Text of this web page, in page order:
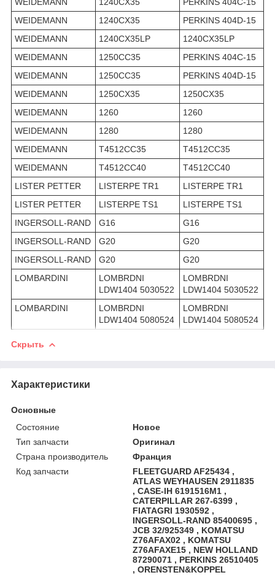
WEIDEMANN
1240CX35
PERKINS 404D-15
WEIDEMANN
1240CX35LP
1240CX35LP
WEIDEMANN
1250CC35
PERKINS 404C-15
WEIDEMANN
1250CC35
PERKINS 404D-15
WEIDEMANN
1250CX35
1250CX35
WEIDEMANN
1260
1260
WEIDEMANN
1280
1280
WEIDEMANN
T4512CC35
T4512CC35
WEIDEMANN
T4512CC40
T4512CC40
LISTER PETTER
LISTERPE TR1
LISTERPE TR1
LISTER PETTER
LISTERPE TS1
LISTERPE TS1
INGERSOLL-RAND
G16
G16
INGERSOLL-RAND
G20
G20
INGERSOLL-RAND
G20
G20
LOMBARDINI
LOMBRDNI
LDW1404 5030522
LOMBRDNI
LDW1404 5030522
LOMBARDINI
LOMBRDNI
LDW1404 5080524
LOMBRDNI
LDW1404 5080524
Скрыть
Характеристики
Основные
Состояние
Новое
Тип запчасти
Оригинал
Страна производитель
Франция
Код запчасти
FLEETGUARD AF25434 ,
ATLAS WEYHAUSEN 2911835
, CASE-IH 6191516M1 ,
CATERPILLAR 267-6399 ,
FIATAGRI 1930592 ,
INGERSOLL-RAND 85400695 ,
JCB 32/925349 , KOMATSU
Z76AFAX02 , KOMATSU
Z76AFAXE15 , NEW HOLLAND
87290071 , PERKINS 26510405
, ORENSTEN&KOPPEL